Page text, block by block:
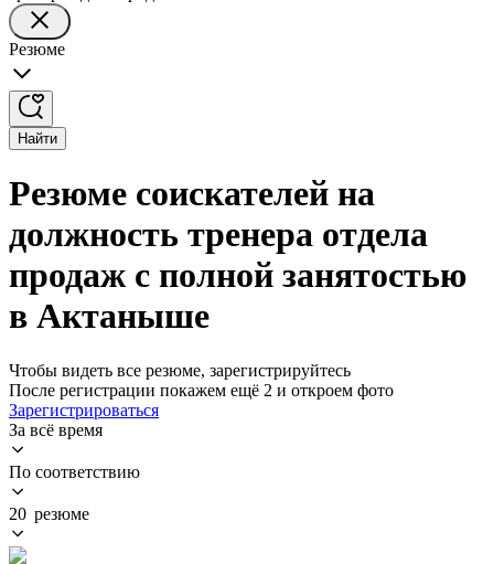
Резюме
Найти
Резюме соискателей на
должность тренера отдела
продаж с полной занятостью
в Актаныше
Чтобы видеть все резюме, зарегистрируйтесь
После регистрации покажем ещё 2 и откроем фото
Зарегистрироваться
За всё время
По соответствию
20 резюме